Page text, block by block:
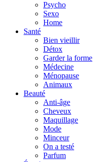
Psycho
Sexo
Home
Santé
Bien vieillir
Détox
Garder la forme
Médecine
Ménopause
Animaux
Beauté
Anti-âge
Cheveux
Maquillage
Mode
Minceur
On a testé
Parfum